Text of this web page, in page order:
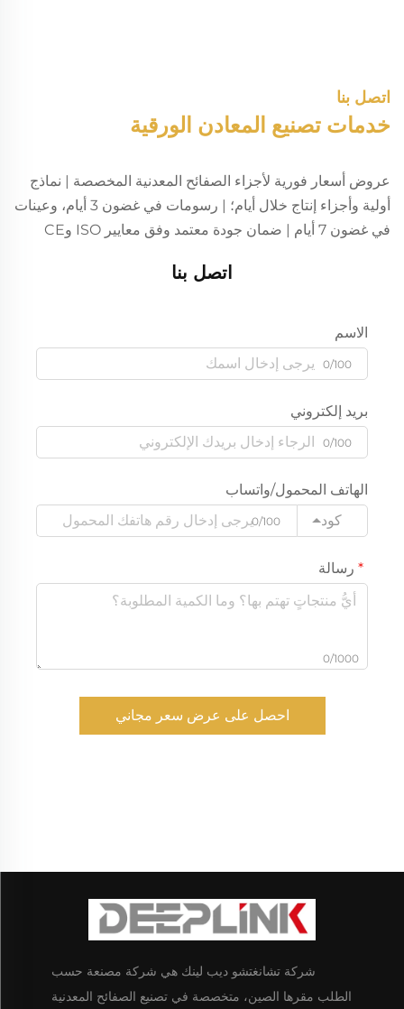
اتصل بنا
خدمات تصنيع المعادن الورقية
عروض أسعار فورية لأجزاء الصفائح المعدنية المخصصة | نماذج
أولية وأجزاء إنتاج خلال أيام؛ | رسومات في غضون 3 أيام، وعينات
في غضون 7 أيام | ضمان جودة معتمد وفق معايير ISO وCE
اتصل بنا
الاسم
0/100
بريد إلكتروني
0/100
الهاتف المحمول/واتساب
كود
0/100
رسالة
0/1000
احصل على عرض سعر مجاني
شركة تشانغتشو ديب لينك هي شركة مصنعة حسب
الطلب مقرها الصين، متخصصة في تصنيع الصفائح المعدنية